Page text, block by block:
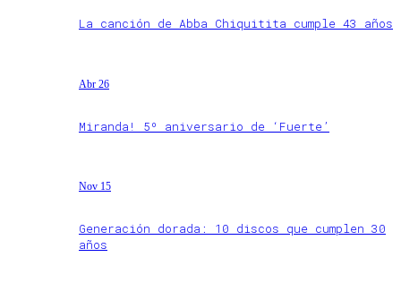
La canción de Abba Chiquitita cumple 43 años
Abr 26
Miranda! 5º aniversario de ‘Fuerte’
Nov 15
Generación dorada: 10 discos que cumplen 30
años